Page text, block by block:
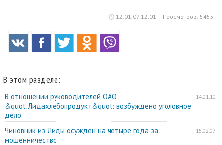
12.01.07 12:01 Просмотров: 5455
В этом разделе:
14.01.10
В отношении руководителей ОАО
&quot;Лидахлебопродукт&quot; возбуждено уголовное
дело
15.02.07
Чиновник из Лиды осужден на четыре года за
мошенничество